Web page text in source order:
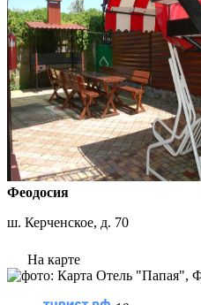
Феодосия
ш. Керченское, д. 70
На карте